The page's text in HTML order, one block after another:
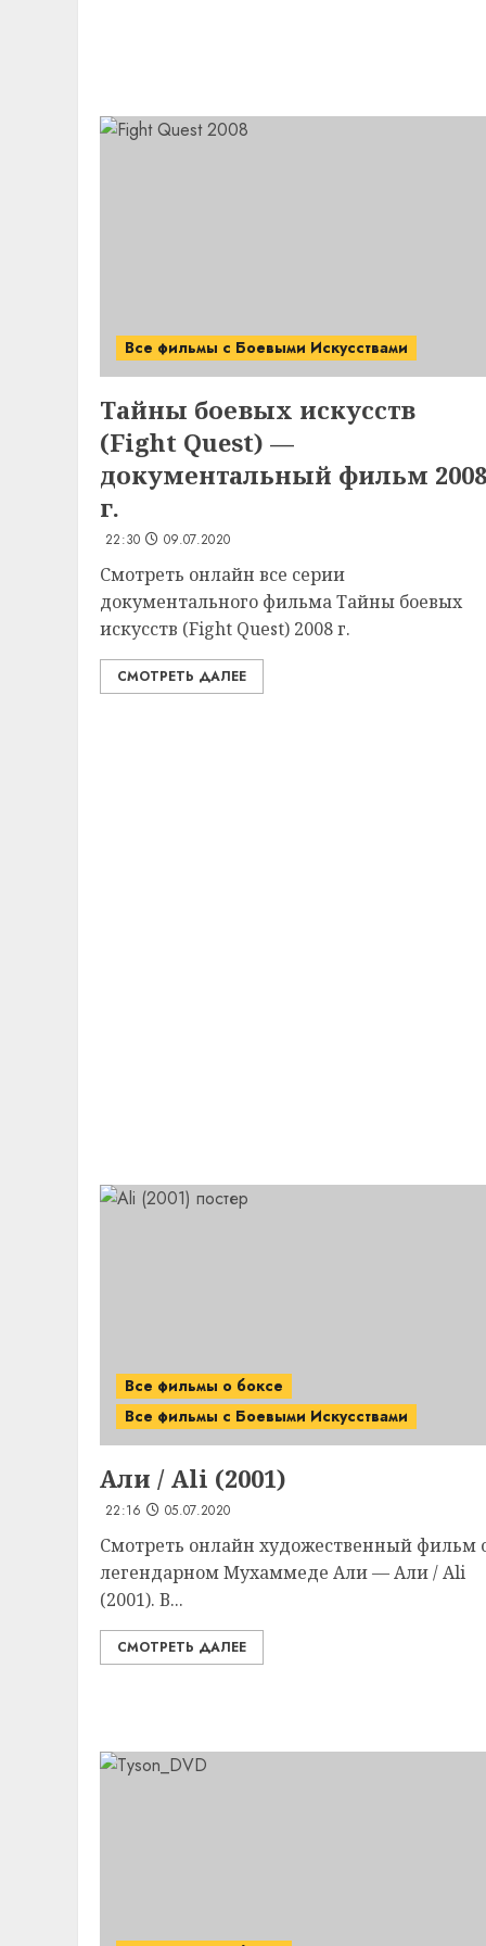
Все фильмы с Боевыми Искусствами
Тайны боевых искусств
(Fight Quest) —
документальный фильм 2008
г.
22:30 09.07.2020
Смотреть онлайн все серии
документального фильма Тайны боевых
искусств (Fight Quest) 2008 г.
СМОТРЕТЬ ДАЛЕЕ
Все фильмы о боксе
Все фильмы с Боевыми Искусствами
Али / Ali (2001)
22:16 05.07.2020
Смотреть онлайн художественный фильм
легендарном Мухаммеде Али — Али / Ali
(2001). В...
СМОТРЕТЬ ДАЛЕЕ